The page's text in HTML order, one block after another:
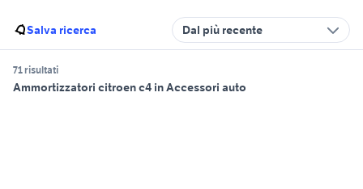
Salva ricerca Dal più recente
71 risultati
Ammortizzatori citroen c4 in Accessori auto